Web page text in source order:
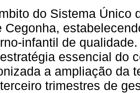
do Sistema Único
Cegonha,
infantil de
essencial do
a ampliação da
trimestres de